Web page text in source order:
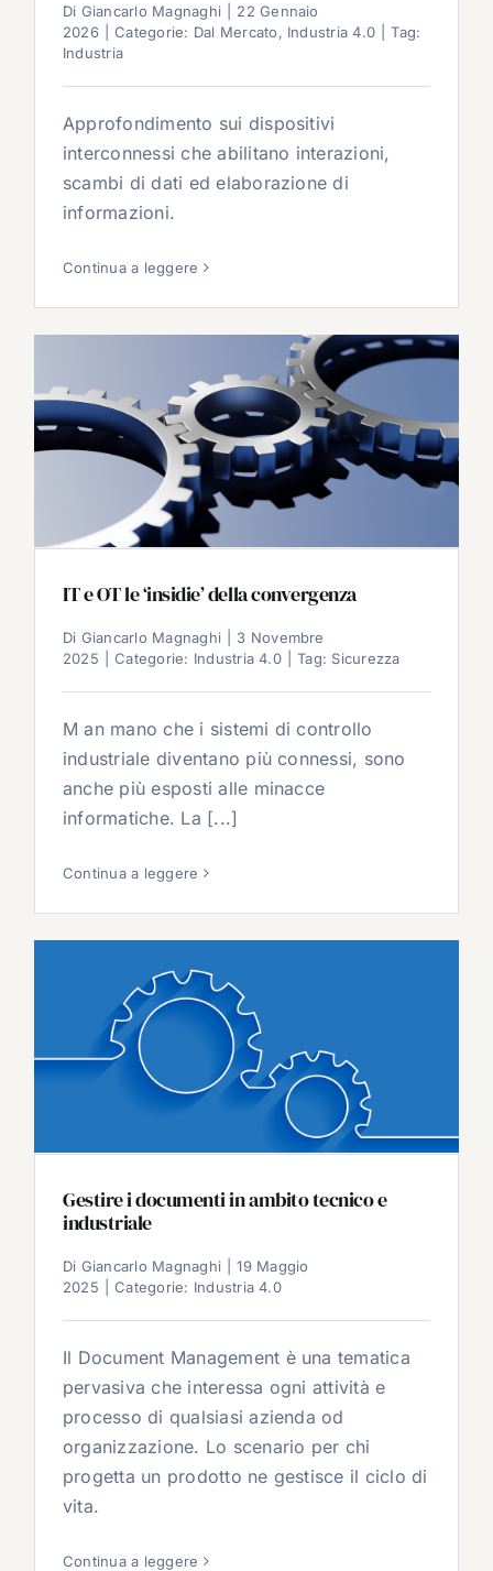
Di Giancarlo Magnaghi
22 Gennaio
2026
Categorie: Dal Mercato, Industria 4.0
Tag:
Industria
Approfondimento sui dispositivi
interconnessi che abilitano interazioni,
scambi di dati ed elaborazione di
informazioni.
Continua a leggere
IT e OT le ‘insidie’ della convergenza
Di Giancarlo Magnaghi
3 Novembre
2025
Categorie: Industria 4.0 Tag: Sicurezza
M an mano che i sistemi di controllo
industriale diventano più connessi, sono
anche più esposti alle minacce
informatiche. La [...]
Continua a leggere
Gestire i documenti in ambito tecnico e
industriale
Di Giancarlo Magnaghi
19 Maggio
2025
Categorie: Industria 4.0
Il Document Management è una tematica
pervasiva che interessa ogni attività e
processo di qualsiasi azienda od
organizzazione. Lo scenario per chi
progetta un prodotto ne gestisce il ciclo di
vita.
Continua a leggere